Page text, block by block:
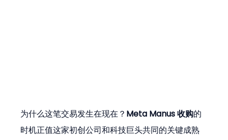
为什么这笔交易发生在现在？ Meta Manus 收购的
时机正值这家初创公司和科技巨头共同的关键成熟